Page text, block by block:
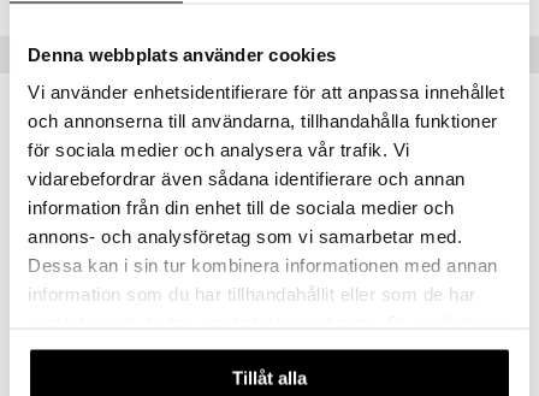
Denna webbplats använder cookies
Vi använder enhetsidentifierare för att anpassa innehållet
och annonserna till användarna, tillhandahålla funktioner
för sociala medier och analysera vår trafik. Vi
vidarebefordrar även sådana identifierare och annan
information från din enhet till de sociala medier och
annons- och analysföretag som vi samarbetar med.
Dessa kan i sin tur kombinera informationen med annan
information som du har tillhandahållit eller som de har
våra cookies vid fortsatt användande av vår webbplats.
Tillåt alla
Populära produkter
PIPPI LÅNGSTRUMP
Mu
Pony
Patrol
& Findus
Speed Champions
Spidey
Super Heroes